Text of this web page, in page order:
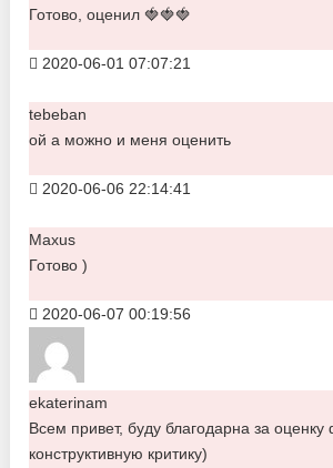
Готово, оценил 🍓🍓🍓
2020-06-01 07:07:21
tebeban
ой а можно и меня оценить
2020-06-06 22:14:41
Maxus
Готово )
2020-06-07 00:19:56
ekaterinam
Всем привет, буду благодарна за оценку
конструктивную критику)